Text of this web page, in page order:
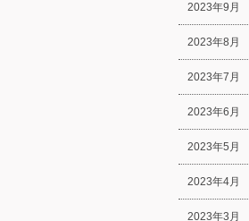
2023年9月
2023年8月
2023年7月
2023年6月
2023年5月
2023年4月
2023年3月